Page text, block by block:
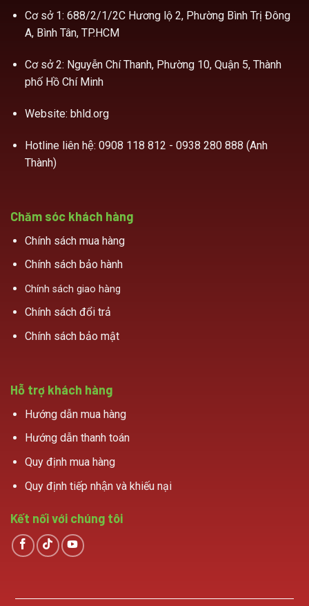
Cơ sở 1: 688/2/1/2C Hương lộ 2, Phường Bình Trị Đông
A, Bình Tân, TP.HCM
Cơ sở 2: Nguyễn Chí Thanh, Phường 10, Quận 5, Thành
phố Hồ Chí Minh
Website: bhld.org
Hotline liên hệ: 0908 118 812 - 0938 280 888 (Anh
Thành)
Chăm sóc khách hàng
Chính sách mua hàng
Chính sách bảo hành
Chính sách giao hàng
Chính sách đổi trả
Chính sách bảo mật
Hỗ trợ khách hàng
Hướng dẫn mua hàng
Hướng dẫn thanh toán
Quy định mua hàng
Quy định tiếp nhận và khiếu nại
Kết nối với chúng tôi